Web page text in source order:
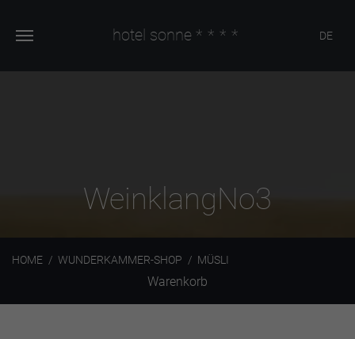
hotel sonne **** DE
WeinklangNo3
HOME WUNDERKAMMER-SHOP MÜSLI
Warenkorb